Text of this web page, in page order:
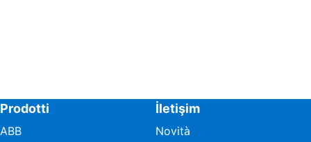
Prodotti
ABB
İletişim
Novità